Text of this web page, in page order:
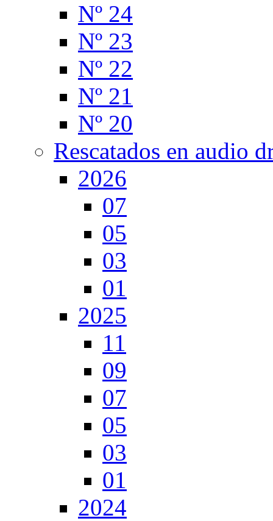
Nº 24
Nº 23
Nº 22
Nº 21
Nº 20
Rescatados en audio
2026
07
05
03
01
2025
11
09
07
05
03
01
2024